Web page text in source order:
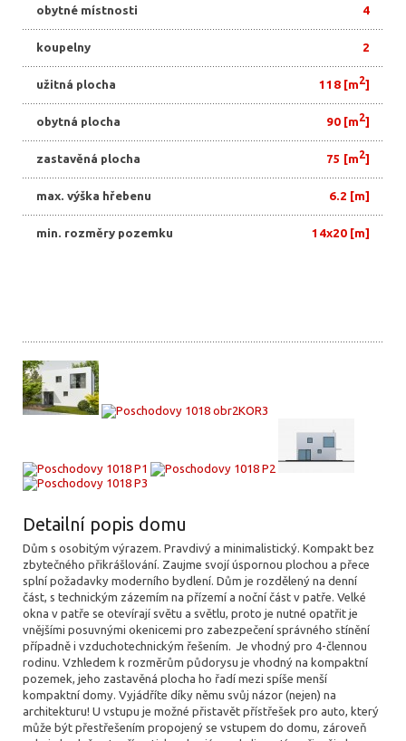
obytné místnosti 4
koupelny 2
užitná plocha 118 [m2]
obytná plocha 90 [m2]
zastavěná plocha 75 [m2]
max. výška hřebenu 6.2 [m]
min. rozměry pozemku 14x20 [m]
Detailní popis domu
Dům s osobitým výrazem. Pravdivý a minimalistický. Kompakt bez
zbytečného přikrášlování. Zaujme svojí úspornou plochou a přece
splní požadavky moderního bydlení. Dům je rozdělený na denní
část, s technickým zázemím na přízemí a noční část v patře. Velké
okna v patře se otevírají světu a světlu, proto je nutné opatřit je
vnějšími posuvnými okenicemi pro zabezpečení správného stínění
případně i vzduchotechnickým řešením. Je vhodný pro 4-člennou
rodinu. Vzhledem k rozměrům půdorysu je vhodný na kompaktní
pozemek, jeho zastavěná plocha ho řadí mezi spíše menší
kompaktní domy. Vyjádříte díky němu svůj názor (nejen) na
architekturu! U vstupu je možné přistavět přístřešek pro auto, který
může být přestřešením propojený se vstupem do domu, zároveň